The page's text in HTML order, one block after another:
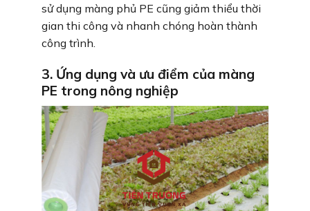
sử dụng màng phủ PE cũng giảm thiểu thời
gian thi công và nhanh chóng hoàn thành
công trình.
3. Ứng dụng và ưu điểm của màng
PE trong nông nghiệp